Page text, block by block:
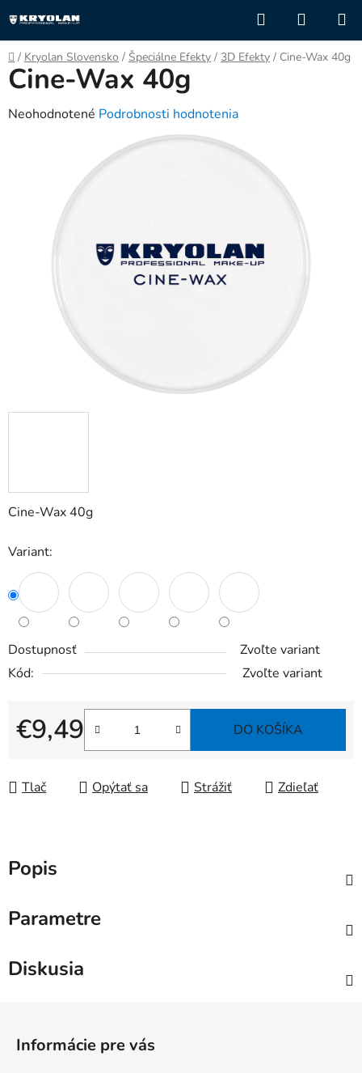
na
obsah
Hľadať
KOŠÍK
Domov
/ Kryolan Slovensko / Špeciálne Efekty / 3D Efekty / Cine-Wax 40g
Cine-Wax 40g
Variant:
Dostupnosť
Zvoľte variant
Kód:
Zvoľte variant
€9,49
Jednotková cena:
DO KOŠÍKA
Tlač Opýtať sa Strážiť Zdieľať
Cine-Wax 40g
Priemerné
Neohodnotené Podrobnosti hodnotenia
Popis
Parametre
Diskusia
Informácie pre vás